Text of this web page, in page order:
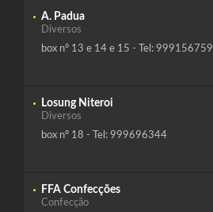
A. Padua
Diversos
box nº 13 e 14 e 15 - Tel: 999156759
Losung Niteroi
Diversos
box nº 18 - Tel: 999696344
FFA Confecções
Confecção